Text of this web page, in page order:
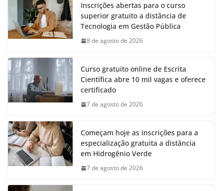
Inscrições abertas para o curso
superior gratuito a distância de
Tecnologia em Gestão Pública
8 de agosto de 2026
Curso gratuito online de Escrita
Científica abre 10 mil vagas e oferece
certificado
7 de agosto de 2026
Começam hoje as inscrições para a
especialização gratuita a distância
em Hidrogênio Verde
7 de agosto de 2026